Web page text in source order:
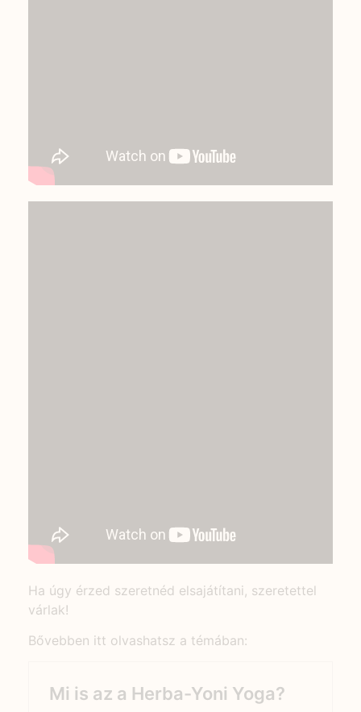
Ha úgy érzed szeretnéd elsajátítani, szeretettel
várlak!
Bővebben itt olvashatsz a témában: